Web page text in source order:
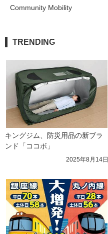
Community Mobility
TRENDING
キングジム、防災用品の新ブラ
ンド「ココボ」
2025年8月14日